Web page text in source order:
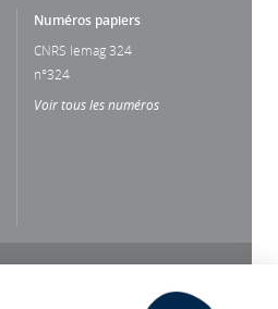
Numéros papiers
CNRS lemag 324
n°324
Voir tous les numéros